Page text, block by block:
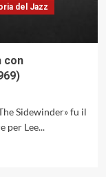
del Jazz
con
Sidewinder» fu il
per Lee...